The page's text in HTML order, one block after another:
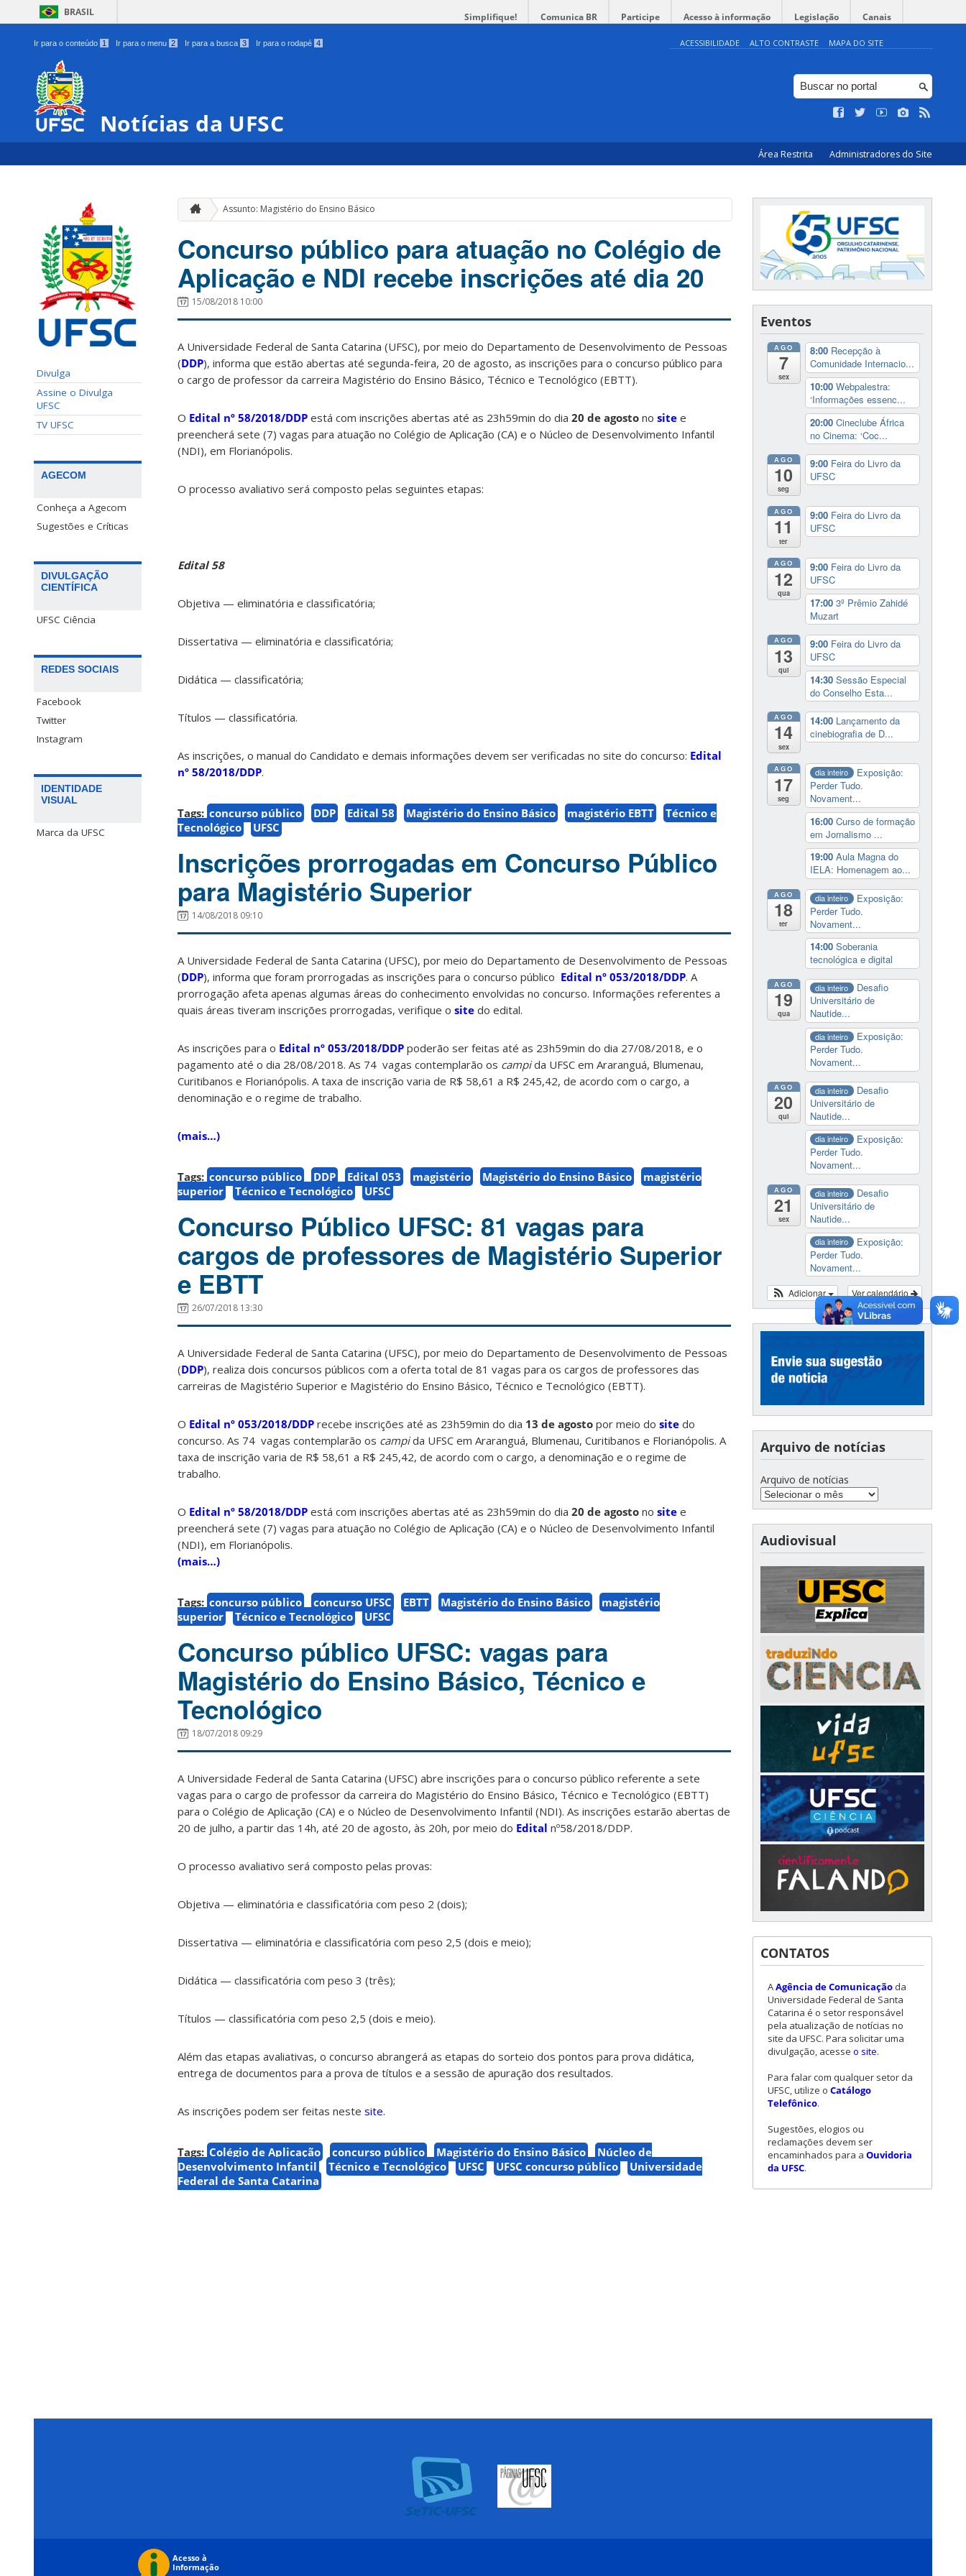
BRASIL Simplifique! Comunica BR Participe Acesso à informação Legislação Canais
Ir para o conteúdo 1 Ir para o menu 2 Ir para a busca 3 Ir para o rodapé 4 ACESSIBILIDADE ALTO CONTRASTE MAPA DO SITE
Notícias da UFSC
Área Restrita Administradores do Site
Divulga
Assine o Divulga
UFSC
TV UFSC
AGECOM
Conheça a Agecom
Sugestões e Críticas
DIVULGAÇÃO
CIENTÍFICA
UFSC Ciência
REDES SOCIAIS
Facebook
Twitter
Instagram
IDENTIDADE
VISUAL
Marca da UFSC
Assunto: Magistério do Ensino Básico
Concurso público para atuação no Colégio de
Aplicação e NDI recebe inscrições até dia 20
15/08/2018 10:00
A Universidade Federal de Santa Catarina (UFSC), por meio do Departamento de Desenvolvimento de Pessoas
(DDP), informa que estão abertas até segunda-feira, 20 de agosto, as inscrições para o concurso público para
o cargo de professor da carreira Magistério do Ensino Básico, Técnico e Tecnológico (EBTT).
O Edital nº 58/2018/DDP está com inscrições abertas até as 23h59min do dia 20 de agosto no site e
preencherá sete (7) vagas para atuação no Colégio de Aplicação (CA) e o Núcleo de Desenvolvimento Infantil
(NDI), em Florianópolis.
O processo avaliativo será composto pelas seguintes etapas:
Edital 58
Objetiva — eliminatória e classificatória;
Dissertativa — eliminatória e classificatória;
Didática — classificatória;
Títulos — classificatória.
As inscrições, o manual do Candidato e demais informações devem ser verificadas no site do concurso: Edital
nº 58/2018/DDP.
Tags: concurso público DDP Edital 58 Magistério do Ensino Básico magistério EBTT
Técnico e
Tecnológico
UFSC
Inscrições prorrogadas em Concurso Público
para Magistério Superior
14/08/2018 09:10
A Universidade Federal de Santa Catarina (UFSC), por meio do Departamento de Desenvolvimento de Pessoas
(DDP), informa que foram prorrogadas as inscrições para o concurso público Edital nº 053/2018/DDP. A
prorrogação afeta apenas algumas áreas do conhecimento envolvidas no concurso. Informações referentes a
quais áreas tiveram inscrições prorrogadas, verifique o site do edital.
As inscrições para o Edital nº 053/2018/DDP poderão ser feitas até as 23h59min do dia 27/08/2018, e o
pagamento até o dia 28/08/2018. As 74 vagas contemplarão os campida UFSC em Araranguá, Blumenau,
Curitibanos e Florianópolis. A taxa de inscrição varia de R$ 58,61 a R$ 245,42, de acordo com o cargo, a
denominação e o regime de trabalho.
(mais…)
Tags: concurso público DDP Edital 053 magistério Magistério do Ensino Básico
magistério
superior
Técnico e Tecnológico UFSC
Concurso Público UFSC: 81 vagas para
cargos de professores de Magistério Superior
e EBTT
26/07/2018 13:30
A Universidade Federal de Santa Catarina (UFSC), por meio do Departamento de Desenvolvimento de Pessoas
(DDP), realiza dois concursos públicos com a oferta total de 81 vagas para os cargos de professores das
carreiras de Magistério Superior e Magistério do Ensino Básico, Técnico e Tecnológico (EBTT).
O Edital nº 053/2018/DDP recebe inscrições até as 23h59min do dia 13 de agosto por meio do site do
concurso. As 74 vagas contemplarão os campida UFSC em Araranguá, Blumenau, Curitibanos e Florianópolis. A
taxa de inscrição varia de R$ 58,61 a R$ 245,42, de acordo com o cargo, a denominação e o regime de
trabalho.
O Edital nº 58/2018/DDP está com inscrições abertas até as 23h59min do dia 20 de agosto no site e
preencherá sete (7) vagas para atuação no Colégio de Aplicação (CA) e o Núcleo de Desenvolvimento Infantil
(NDI), em Florianópolis.
(mais…)
Tags: concurso público concurso UFSC EBTT Magistério do Ensino Básico
magistério
superior
Técnico e Tecnológico UFSC
Concurso público UFSC: vagas para
Magistério do Ensino Básico, Técnico e
Tecnológico
18/07/2018 09:29
A Universidade Federal de Santa Catarina (UFSC) abre inscrições para o concurso público referente a sete
vagas para o cargo de professor da carreira do Magistério do Ensino Básico, Técnico e Tecnológico (EBTT)
para o Colégio de Aplicação (CA) e o Núcleo de Desenvolvimento Infantil (NDI). As inscrições estarão abertas de
20 de julho, a partir das 14h, até 20 de agosto, às 20h, por meio do Edital nº58/2018/DDP.
O processo avaliativo será composto pelas provas:
Objetiva — eliminatória e classificatória com peso 2 (dois);
Dissertativa — eliminatória e classificatória com peso 2,5 (dois e meio);
Didática — classificatória com peso 3 (três);
Títulos — classificatória com peso 2,5 (dois e meio).
Além das etapas avaliativas, o concurso abrangerá as etapas do sorteio dos pontos para prova didática,
entrega de documentos para a prova de títulos e a sessão de apuração dos resultados.
As inscrições podem ser feitas neste site.
Tags: Colégio de Aplicação concurso público Magistério do Ensino Básico
Núcleo de
Desenvolvimento Infantil
Técnico e Tecnológico UFSC UFSC concurso público
Universidade
Federal de Santa Catarina
Eventos
AGO
7
sex
8:00 Recepção à
Comunidade Internacio...
10:00 Webpalestra:
‘Informações essenc...
20:00 Cineclube África
no Cinema: ‘Coc...
AGO
10
seg
9:00 Feira do Livro da
UFSC
AGO
11
ter
9:00 Feira do Livro da
UFSC
AGO
12
qua
9:00 Feira do Livro da
UFSC
17:00 3º Prêmio Zahidé
Muzart
AGO
13
qui
9:00 Feira do Livro da
UFSC
14:30 Sessão Especial
do Conselho Esta...
AGO
14
sex
14:00 Lançamento da
cinebiografia de D...
AGO
17
seg
dia inteiro
Exposição:
Perder Tudo.
Novament...
16:00 Curso de formação
em Jornalismo ...
19:00 Aula Magna do
IELA: Homenagem ao...
AGO
18
ter
dia inteiro
Exposição:
Perder Tudo.
Novament...
14:00 Soberania
tecnológica e digital
AGO
19
qua
dia inteiro
Desafio
Universitário de
Nautide...
dia inteiro
Exposição:
Perder Tudo.
Novament...
AGO
20
qui
dia inteiro
Desafio
Universitário de
Nautide...
dia inteiro
Exposição:
Perder Tudo.
Novament...
AGO
21
sex
dia inteiro
Desafio
Universitário de
Nautide...
dia inteiro
Exposição:
Perder Tudo.
Novament...
Ver calendário
Adicionar
Arquivo de notícias
Arquivo de notícias
Audiovisual
CONTATOS
AAgência de Comunicação da
Universidade Federal de Santa
Catarina é o setor responsável
pela atualização de notícias no
site da UFSC. Para solicitar uma
divulgação, acesse o site.
Para falar com qualquer setor da
UFSC, utilize o Catálogo
Telefônico.
Sugestões, elogios ou
reclamações devem ser
encaminhados para a Ouvidoria
da UFSC.